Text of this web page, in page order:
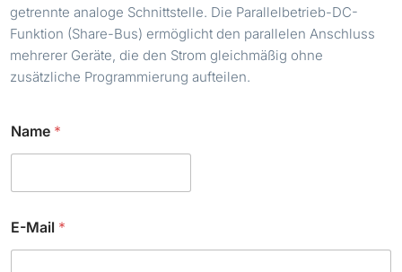
getrennte analoge Schnittstelle. Die Parallelbetrieb-DC-
Funktion (Share-Bus) ermöglicht den parallelen Anschluss
mehrerer Geräte, die den Strom gleichmäßig ohne
zusätzliche Programmierung aufteilen.
K
u
e
s
c
Name *
E-Mail *